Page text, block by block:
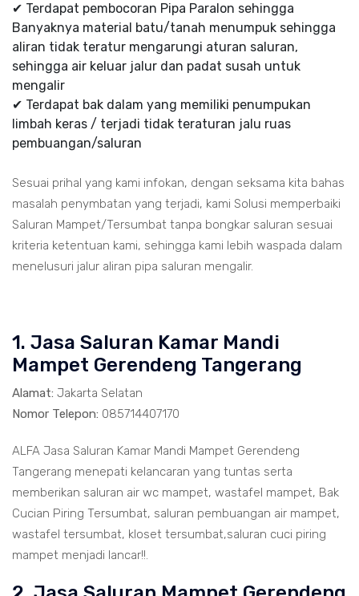
✔ Terdapat pembocoran Pipa Paralon sehingga
Banyaknya material batu/tanah menumpuk sehingga
aliran tidak teratur mengarungi aturan saluran,
sehingga air keluar jalur dan padat susah untuk
mengalir
✔ Terdapat bak dalam yang memiliki penumpukan
limbah keras / terjadi tidak teraturan jalu ruas
pembuangan/saluran
Sesuai prihal yang kami infokan, dengan seksama kita bahas
masalah penymbatan yang terjadi, kami Solusi memperbaiki
Saluran Mampet/Tersumbat tanpa bongkar saluran sesuai
kriteria ketentuan kami, sehingga kami lebih waspada dalam
menelusuri jalur aliran pipa saluran mengalir.
1. Jasa Saluran Kamar Mandi
Mampet Gerendeng Tangerang
Alamat: Jakarta Selatan
Nomor Telepon: 085714407170
ALFA Jasa Saluran Kamar Mandi Mampet Gerendeng
Tangerang menepati kelancaran yang tuntas serta
memberikan saluran air wc mampet, wastafel mampet, Bak
Cucian Piring Tersumbat, saluran pembuangan air mampet,
wastafel tersumbat, kloset tersumbat,saluran cuci piring
mampet menjadi lancar!!.